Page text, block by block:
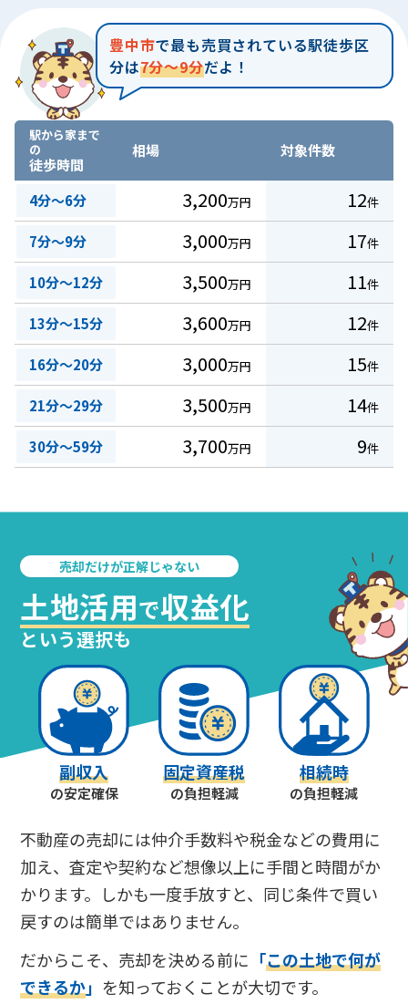
豊中市で最も売買されている駅徒歩区
分は7分～9分だよ！
駅から家まで
の
徒歩時間
相場 対象件数
4分～6分 3,200万円 12件
7分～9分 3,000万円 17件
10分～12分 3,500万円 11件
13分～15分 3,600万円 12件
16分～20分 3,000万円 15件
21分～29分 3,500万円 14件
30分～59分 3,700万円 9件
売却だけが正解じゃない
土地活用で収益化
という選択も
副収入
の安定確保
固定資産税
の負担軽減
相続時
の負担軽減
不動産の売却には仲介手数料や税金などの費用に
加え、査定や契約など想像以上に手間と時間がか
かります。しかも一度手放すと、同じ条件で買い
戻すのは簡単ではありません。
だからこそ、売却を決める前に 「この土地で何が
できるか」 を知っておくことが大切です。